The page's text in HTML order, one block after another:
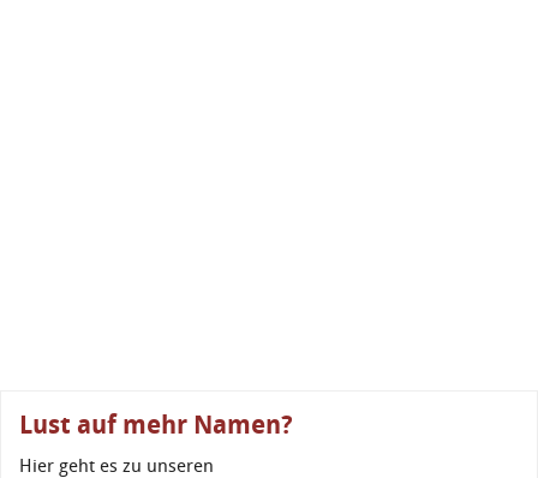
Lust auf mehr Namen?
Hier geht es zu unseren